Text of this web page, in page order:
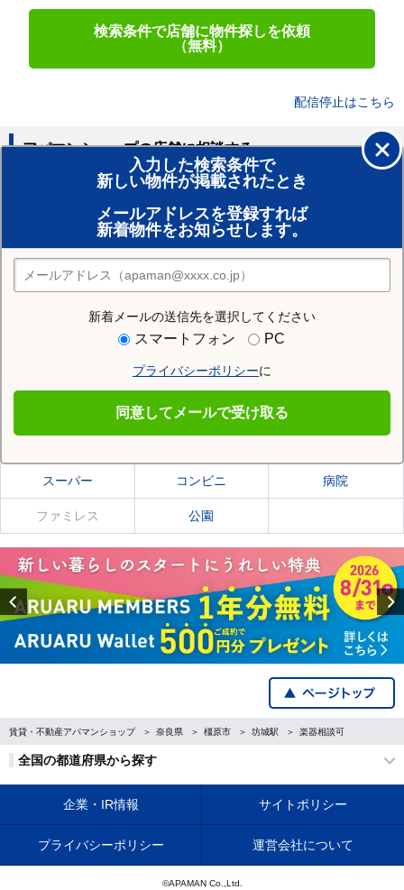
検索条件で店舗に物件探しを依頼
（無料）
配信停止はこちら
入力した検索条件で
新しい物件が掲載されたとき
メールアドレスを登録すれば
新着物件をお知らせします。
新着メールの送信先を選択してください
スマートフォン PC
プライバシーポリシーに
同意してメールで受け取る
アパマンショップの店舗に相談する
賃貸のプロがお部屋探し！
おまかせ物件リクエスト
住みたい街の店舗を探す
店舗検索
住む街研究所で坊城駅の情報を見る
坊城駅の施設一覧
スーパー コンビニ 病院
ファミレス 公園
Previous
賃貸・不動産アパマンショップ 奈良県 橿原市 坊城駅 楽器相談可
全国の都道府県から探す
企業・IR情報 サイトポリシー
プライバシーポリシー 運営会社について
©APAMAN Co.,Ltd.